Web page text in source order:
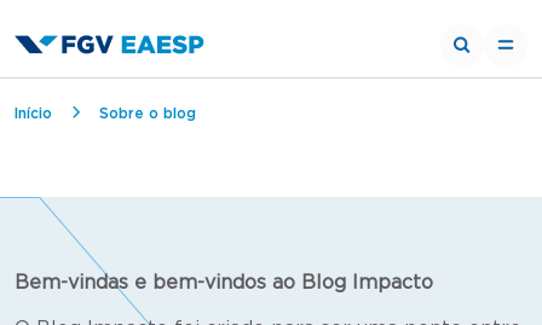
Breadcrumb
Início Sobre o blog
Bem-vindas e bem-vindos ao Blog Impacto